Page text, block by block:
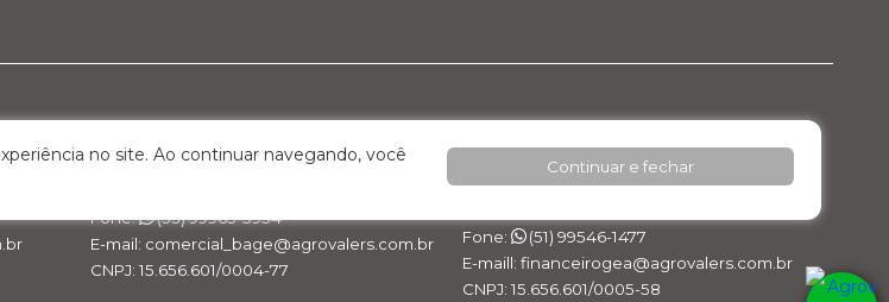
Filial 03 - Agro Comercial dos Vales Ltda
Fone:
(53) 99965-5954
E-mail: comercial_bage@agrovalers.com.br
CNPJ: 15.656.601/0004-77
Filial 04 – Pecuária Leiteira - GEA
Rod. RST 453, Km 26,3 nº 152, - Pavilhão 02 -
Linha Primavera
Fone:
(51) 99546-1477
E-maill: financeirogea@agrovalers.com.br
CNPJ: 15.656.601/0005-58
no site. Ao continuar navegando, você
Continuar e fechar